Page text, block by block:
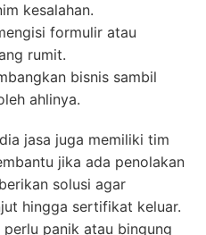
kesalahan.
formulir atau
rumit.
bisnis sambil
ahlinya.
jasa juga memiliki tim
jika ada penolakan
solusi agar
hingga sertifikat keluar.
panik atau bingung